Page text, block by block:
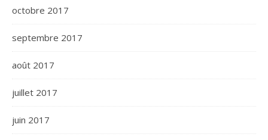
octobre 2017
septembre 2017
août 2017
juillet 2017
juin 2017